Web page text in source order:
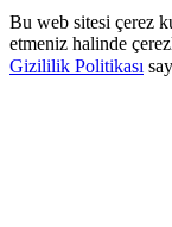
Bu web sitesi çerez
etmeniz halinde
Gizililik Politikası